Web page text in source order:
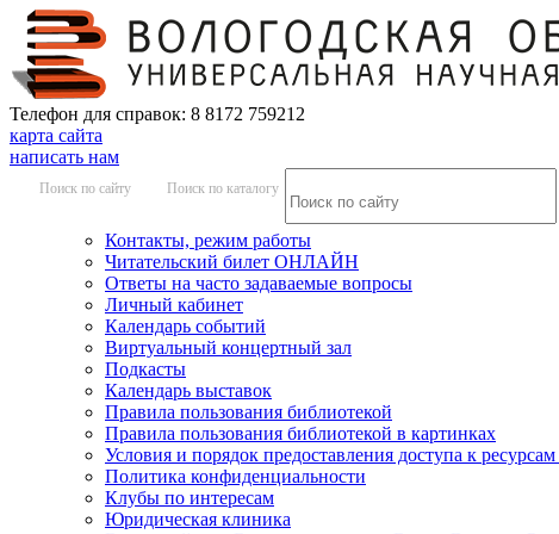
Телефон для справок: 8 8172 759212
карта сайта
написать нам
Поиск по сайту Поиск по каталогу
Контакты, режим работы
Читательский билет ОНЛАЙН
Ответы на часто задаваемые вопросы
Личный кабинет
Календарь событий
Виртуальный концертный зал
Подкасты
Календарь выставок
Правила пользования библиотекой
Правила пользования библиотекой в картинках
Условия и порядок предоставления доступа к
Политика конфиденциальности
Клубы по интересам
Юридическая клиника